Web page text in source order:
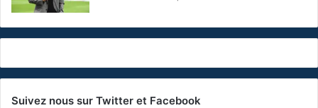
Suivez nous sur Twitter et Facebook